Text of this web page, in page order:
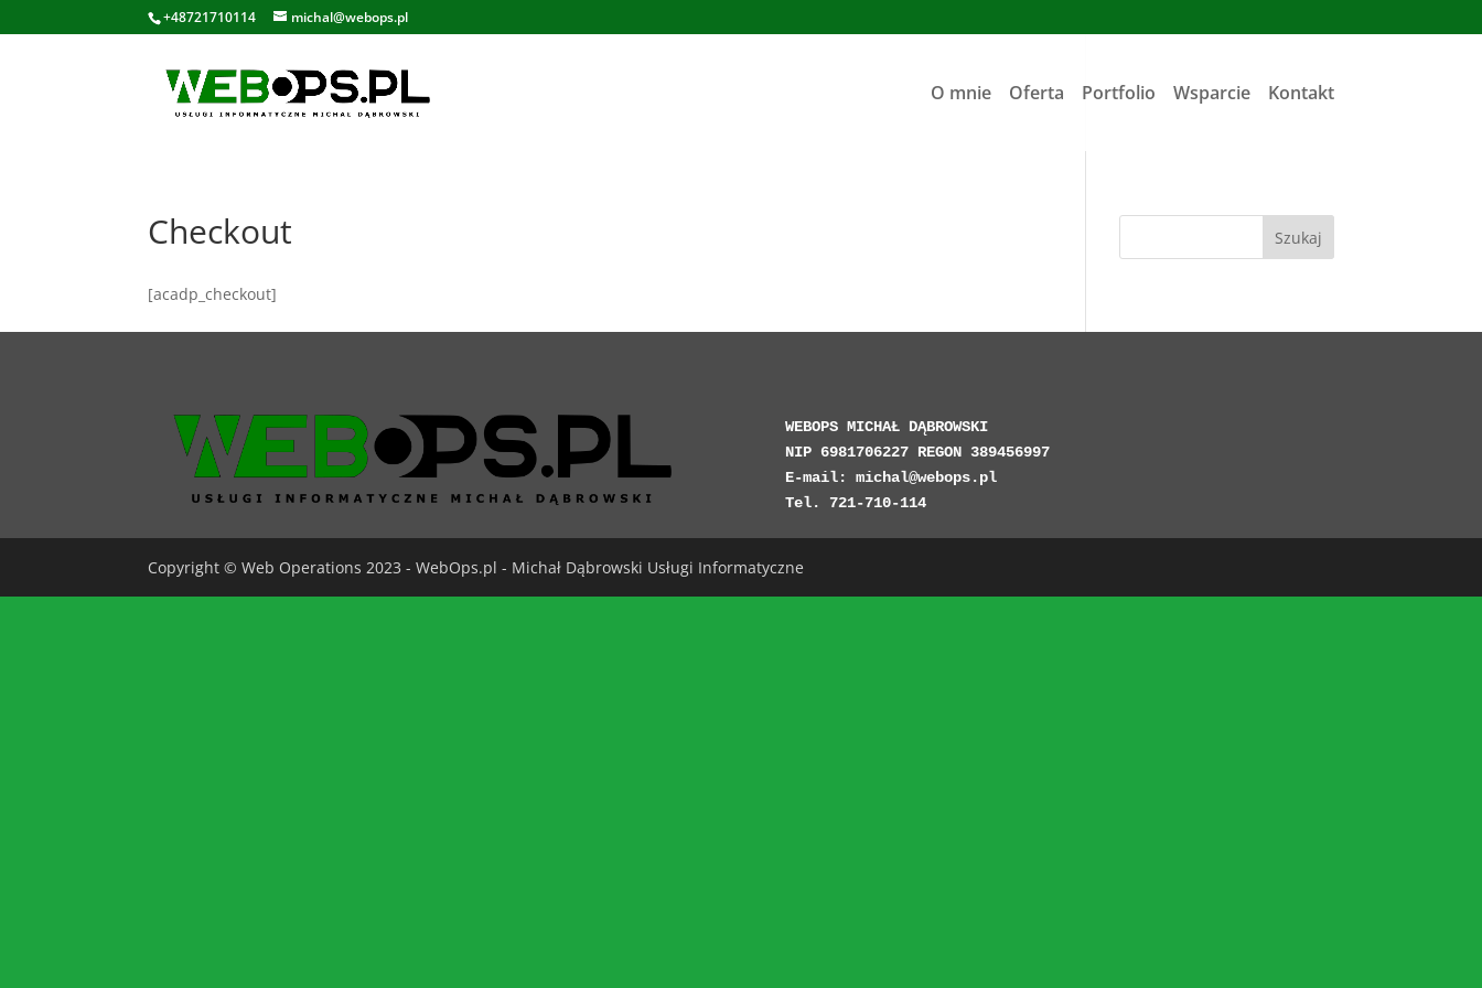
+48721710114 michal@webops.pl
O mnie Oferta Portfolio Wsparcie Kontakt
Checkout
[acadp_checkout]
Szukaj
WEBOPS MICHAŁ DĄBROWSKI
NIP 6981706227 REGON 389456997
E-mail: michal@webops.pl
Tel. 721-710-114
Copyright © Web Operations 2023 - WebOps.pl - Michał Dąbrowski Usługi Informatyczne